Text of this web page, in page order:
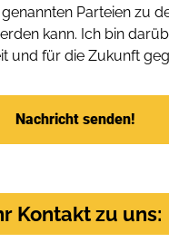
Parteien zu
kann. Ich bin
und für die Zukunft
Nachricht senden!
Kontakt zu uns: